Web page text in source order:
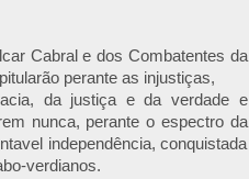
Cabral e dos Combatentes da
perante as injustiças,
da justiça e da verdade e
nunca, perante o espectro da
independência, conquistada
verdianos.